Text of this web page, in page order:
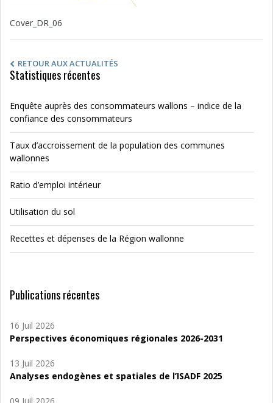
Cover_DR_06
RETOUR AUX ACTUALITÉS
Statistiques récentes
Enquête auprès des consommateurs wallons – indice de la
confiance des consommateurs
Taux d’accroissement de la population des communes
wallonnes
Ratio d’emploi intérieur
Utilisation du sol
Recettes et dépenses de la Région wallonne
Publications récentes
16 Juil 2026
Perspectives économiques régionales 2026-2031
13 Juil 2026
Analyses endogènes et spatiales de l’ISADF 2025